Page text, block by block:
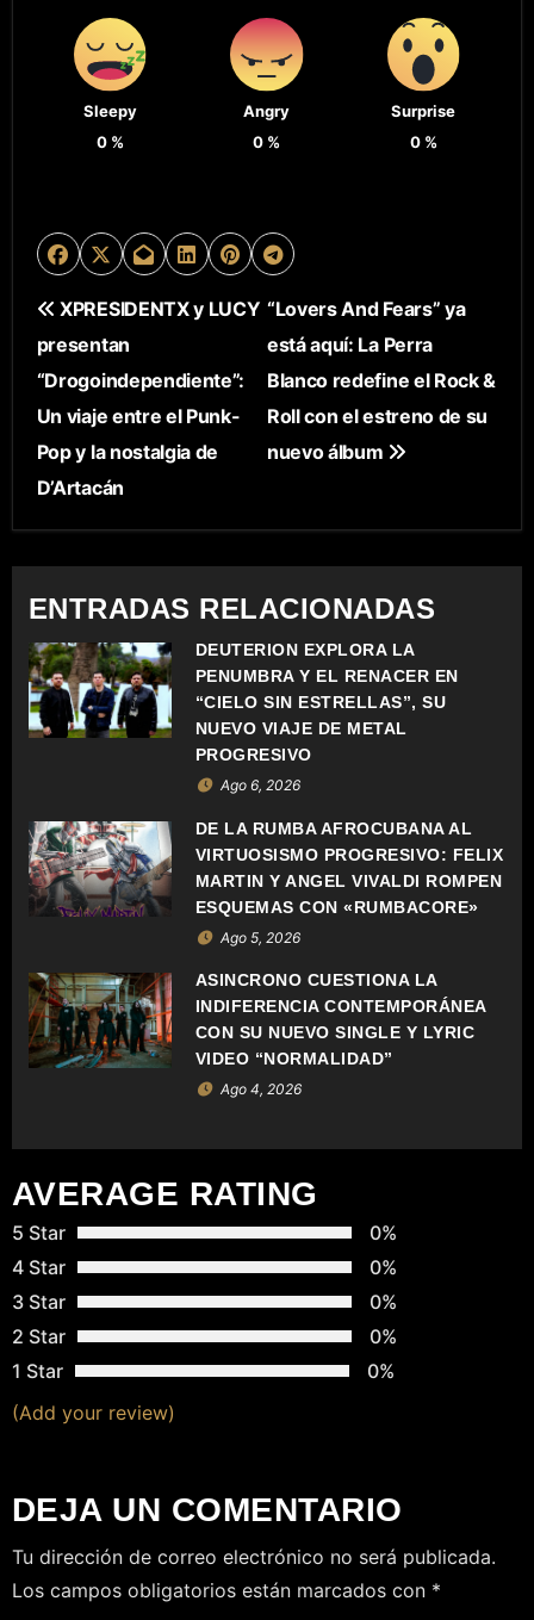
Sleepy
0%
Angry
0 %
Surprise
0%
N
A
V
E
G
A
C
I
Ó
E
E
T
R
D
A
S
XPRESIDENTX y LUCY
presentan
“Drogoindependiente”:
Un viaje entre el Punk-
Pop y la nostalgia de
D’Artacán
“Lovers And Fears” ya
está aquí: La Perra
Blanco redefine el Rock &
Roll con el estreno de su
nuevo álbum
ENTRADAS RELACIONADAS
DEUTERION EXPLORA LA
PENUMBRA Y EL RENACER EN
“CIELO SIN ESTRELLAS”, SU
NUEVO VIAJE DE METAL
PROGRESIVO
Ago 6, 2026
DE LA RUMBA AFROCUBANA AL
VIRTUOSISMO PROGRESIVO: FELIX
MARTIN Y ANGEL VIVALDI ROMPEN
ESQUEMAS CON «RUMBACORE»
Ago 5, 2026
ASÍNCRONO CUESTIONA LA
INDIFERENCIA CONTEMPORÁNEA
CON SU NUEVO SINGLE Y LYRIC
VIDEO “NORMALIDAD”
Ago 4, 2026
AVERAGE RATING
5 Star
0%
4 Star
0%
3 Star
0%
2 Star
0%
1 Star
0%
(Add your review)
DEJA UN COMENTARIO
Tu dirección de correo electrónico no será publicada.
Los campos obligatorios están marcados con *